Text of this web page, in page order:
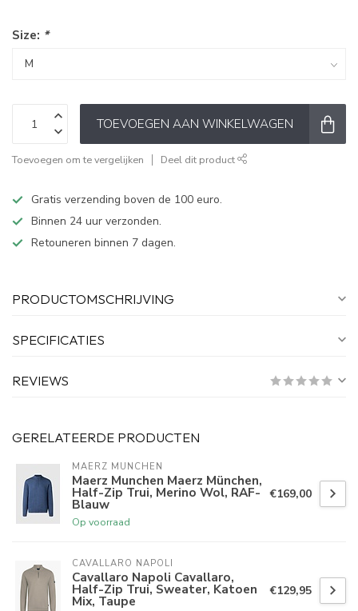
Size: *
TOEVOEGEN AAN WINKELWAGEN
Toevoegen om te vergelijken Deel dit product
Gratis verzending boven de 100 euro.
Binnen 24 uur verzonden.
Retouneren binnen 7 dagen.
PRODUCTOMSCHRIJVING
SPECIFICATIES
REVIEWS
GERELATEERDE PRODUCTEN
MAERZ MUNCHEN
Maerz Munchen Maerz München,
Half-Zip Trui, Merino Wol, RAF-
Blauw
Op voorraad
€169,00
CAVALLARO NAPOLI
Cavallaro Napoli Cavallaro,
Half-Zip Trui, Sweater, Katoen
Mix, Taupe
€129,95